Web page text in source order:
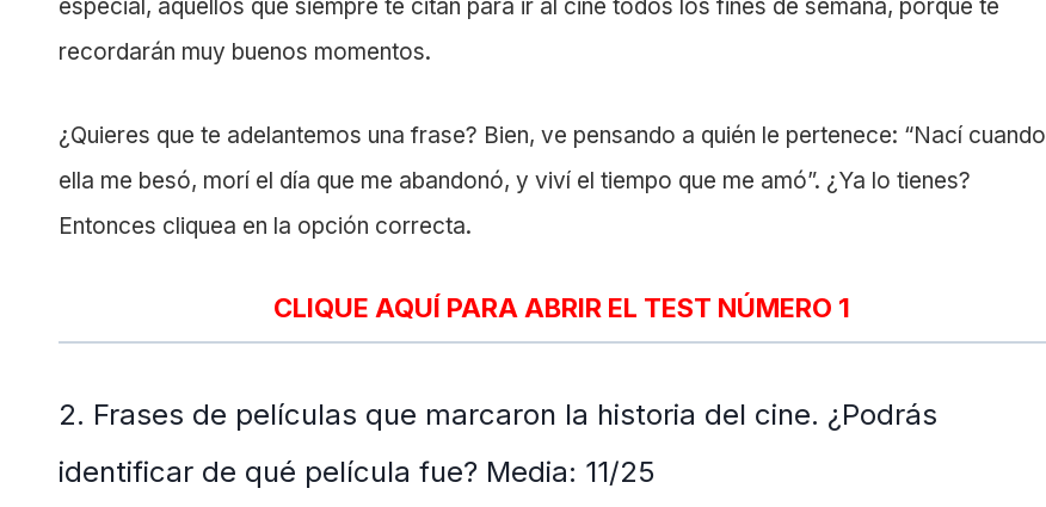
especial, aquellos que siempre te citan para ir al cine todos los fines de semana, porque te
recordarán muy buenos momentos.
¿Quieres que te adelantemos una frase? Bien, ve pensando a quién le pertenece: “Nací cuando
ella me besó, morí el día que me abandonó, y viví el tiempo que me amó”. ¿Ya lo tienes?
Entonces cliquea en la opción correcta.
CLIQUE AQUÍ PARA ABRIR EL TEST NÚMERO 1
2. Frases de películas que marcaron la historia del cine. ¿Podrás
identificar de qué película fue? Media: 11/25